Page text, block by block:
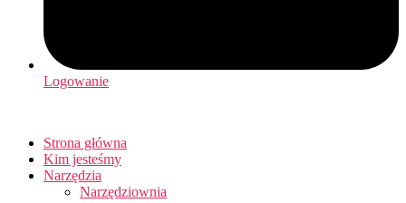
Logowanie
Strona główna
Kim jesteśmy
Narzędzia
Narzędziownia